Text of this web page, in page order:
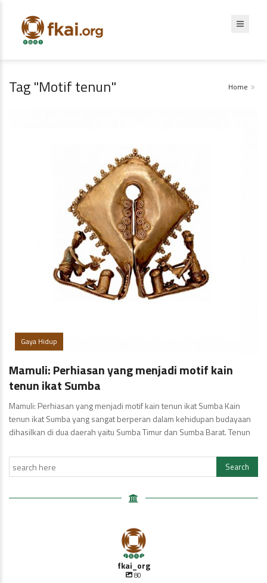
Tag "Motif tenun" Home
Gaya Hidup
Mamuli: Perhiasan yang menjadi motif kain
tenun ikat Sumba
Mamuli: Perhiasan yang menjadi motif kain tenun ikat Sumba Kain
tenun ikat Sumba yang sangat berperan dalam kehidupan budayaan
dihasilkan di dua daerah yaitu Sumba Timur dan Sumba Barat. Tenun
fkai_org
80